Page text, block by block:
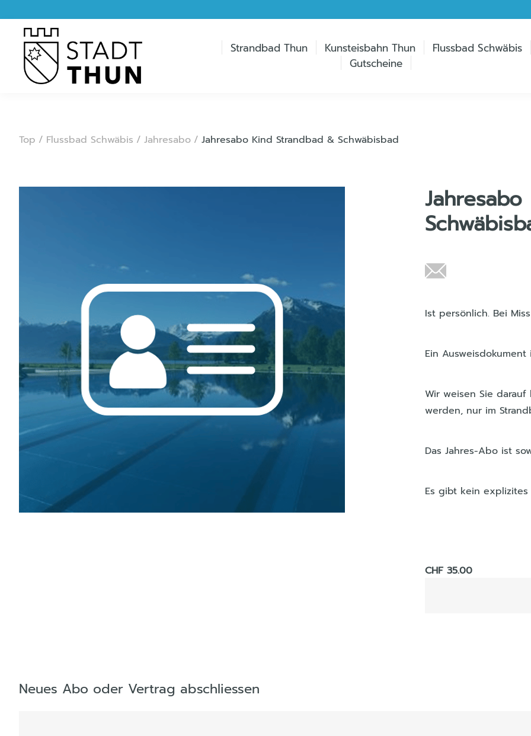
Strandbad Thun Kunsteisbahn Thun
Flussbad Schwäbis
Gutscheine
Top / Flussbad Schwäbis / Jahresabo / Jahresabo Kind Strandbad & Schwäbisbad
Ist persönlich. Bei
Ein
Wir weisen Sie
werden, nur im
Das Jahres-Abo ist
Es gibt kein
CHF 35.00
Neues Abo oder Vertrag abschliessen